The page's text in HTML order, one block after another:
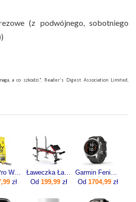
(z podwójnego, sobotniego
a co szkodzi.", Reader's Digest Association Limited,
Olimp Pro Whey Shake 700g
zł
Ławeczka Ławka Pod Sztangę Do Ćwiczeń Modlitewnik
Od 199,99 zł
Garmin Fenix 7S Pro Solar Grafitowy (0100277601)
Od 1704,99zł